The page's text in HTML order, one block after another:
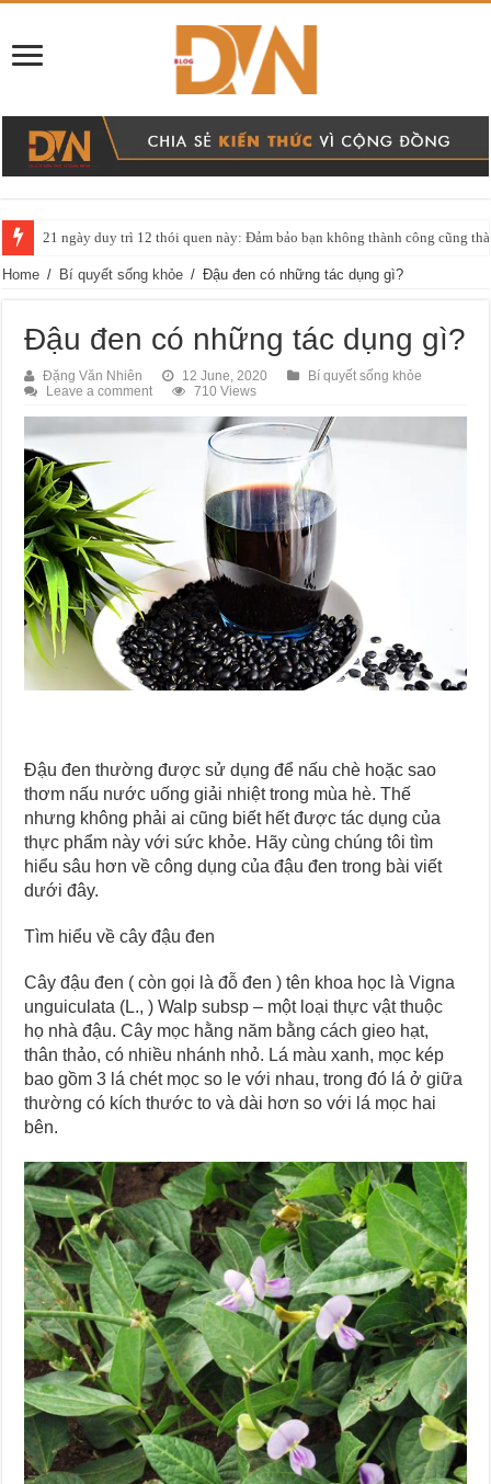
Chia sẻ sách hay: Tóm tắt quyển Bí Mật Phan Thiên Ân
Home / Bí quyết sống khỏe / Đậu đen có những tác dụng gì?
Đậu đen có những tác dụng gì?
Đặng Văn Nhiên 12 June, 2020
Bí quyết sống khỏe
Leave a comment
710 Views
Đậu đen thường được sử dụng để nấu chè hoặc sao
thơm nấu nước uống giải nhiệt trong mùa hè. Thế
nhưng không phải ai cũng biết hết được tác dụng của
thực phẩm này với sức khỏe. Hãy cùng chúng tôi tìm
hiểu sâu hơn về công dụng của đậu đen trong bài viết
dưới đây.
Tìm hiểu về cây đậu đen
Cây đậu đen ( còn gọi là đỗ đen ) tên khoa học là Vigna
unguiculata (L., ) Walp subsp – một loại thực vật thuộc
họ nhà đậu. Cây mọc hằng năm bằng cách gieo hạt,
thân thảo, có nhiều nhánh nhỏ. Lá màu xanh, mọc kép
bao gồm 3 lá chét mọc so le với nhau, trong đó lá ở giữa
thường có kích thước to và dài hơn so với lá mọc hai
bên.